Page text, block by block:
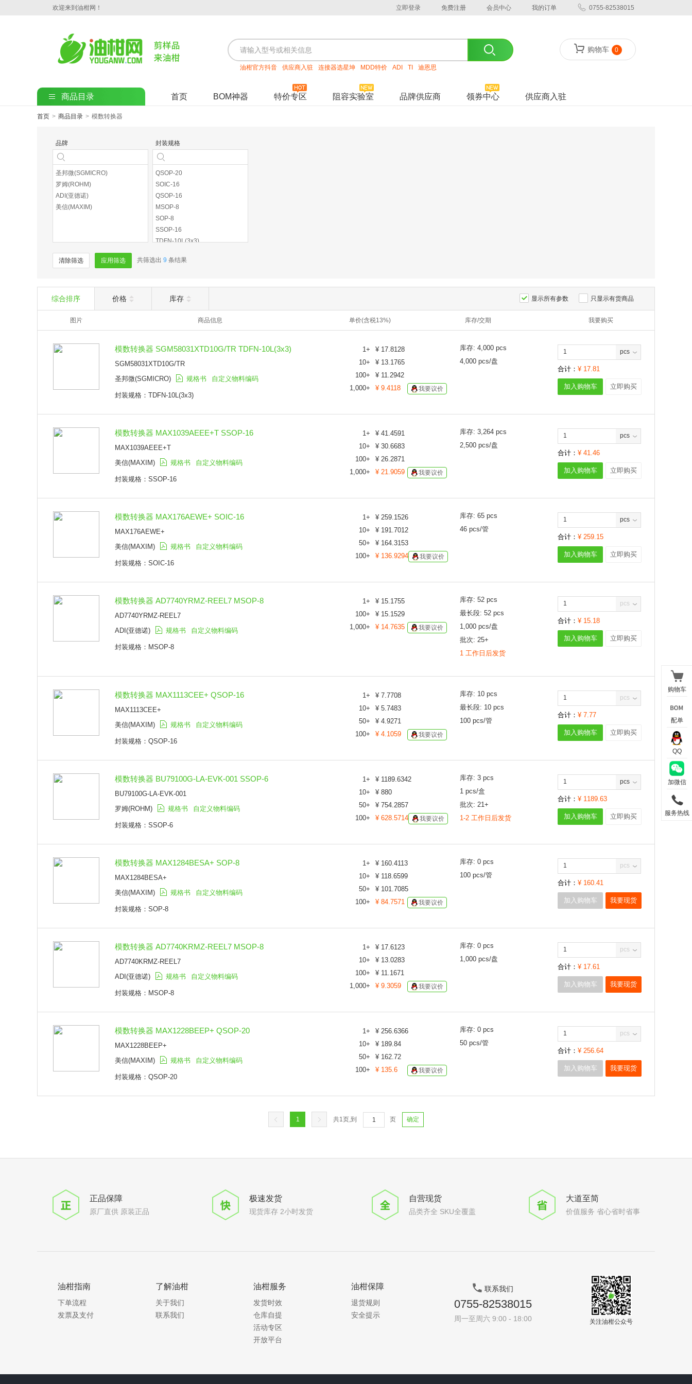
欢迎来到油柑网！ 立即登录 免费注册 会员中心 我的订单 0755-82538015
油柑官方抖音 供应商入驻 连接器选星坤 MDD特价 ADI TI 迪恩思
购物车 0
商品目录 首页 BOM神器 特价专区 阻容实验室 品牌供应商 领券中心 供应商入驻
首页 > 商品目录 > 模数转换器
品牌
圣邦微(SGMICRO)
罗姆(ROHM)
ADI(亚德诺)
美信(MAXIM)
封装规格
QSOP-20
SOIC-16
QSOP-16
MSOP-8
SOP-8
SSOP-16
TDFN-10L(3x3)
清除筛选
应用筛选 共筛选出 9 条结果
综合排序 价格 库存 显示所有参数 只显示有货商品
图片 商品信息 单价(含税13%) 库存/交期 我要购买
模数转换器 SGM58031XTD10G/TR TDFN-10L(3x3)
SGM58031XTD10G/TR
圣邦微(SGMICRO)
规格书 自定义物料编码
封装规格：TDFN-10L(3x3)
1+ ¥ 17.8128
10+ ¥ 13.1765
100+ ¥ 11.2942
1,000+ ¥ 9.4118 我要议价
库存: 4,000 pcs
4,000 pcs/盘
pcs
合计： ¥ 17.81
加入购物车 立即购买
模数转换器 MAX1039AEEE+T SSOP-16
MAX1039AEEE+T
美信(MAXIM)
规格书 自定义物料编码
封装规格：SSOP-16
1+ ¥ 41.4591
10+ ¥ 30.6683
100+ ¥ 26.2871
1,000+ ¥ 21.9059 我要议价
库存: 3,264 pcs
2,500 pcs/盘
pcs
合计： ¥ 41.46
加入购物车 立即购买
模数转换器 MAX176AEWE+ SOIC-16
MAX176AEWE+
美信(MAXIM)
规格书 自定义物料编码
封装规格：SOIC-16
1+ ¥ 259.1526
10+ ¥ 191.7012
50+ ¥ 164.3153
100+ ¥ 136.9294 我要议价
库存: 65 pcs
46 pcs/管
pcs
合计： ¥ 259.15
加入购物车 立即购买
模数转换器 AD7740YRMZ-REEL7 MSOP-8
AD7740YRMZ-REEL7
ADI(亚德诺)
规格书 自定义物料编码
封装规格：MSOP-8
1+ ¥ 15.1755
100+ ¥ 15.1529
1,000+ ¥ 14.7635 我要议价
库存: 52 pcs
最长段: 52 pcs
1,000 pcs/盘
批次: 25+
1 工作日后发货
pcs
合计： ¥ 15.18
加入购物车 立即购买
模数转换器 MAX1113CEE+ QSOP-16
MAX1113CEE+
美信(MAXIM)
规格书 自定义物料编码
封装规格：QSOP-16
1+ ¥ 7.7708
10+ ¥ 5.7483
50+ ¥ 4.9271
100+ ¥ 4.1059 我要议价
库存: 10 pcs
最长段: 10 pcs
100 pcs/管
pcs
合计： ¥ 7.77
加入购物车 立即购买
模数转换器 BU79100G-LA-EVK-001 SSOP-6
BU79100G-LA-EVK-001
罗姆(ROHM)
规格书 自定义物料编码
封装规格：SSOP-6
1+ ¥ 1189.6342
10+ ¥ 880
50+ ¥ 754.2857
100+ ¥ 628.5714 我要议价
库存: 3 pcs
1 pcs/盒
批次: 21+
1-2 工作日后发货
pcs
合计： ¥ 1189.63
加入购物车 立即购买
模数转换器 MAX1284BESA+ SOP-8
MAX1284BESA+
美信(MAXIM)
规格书 自定义物料编码
封装规格：SOP-8
1+ ¥ 160.4113
10+ ¥ 118.6599
50+ ¥ 101.7085
100+ ¥ 84.7571 我要议价
库存: 0 pcs
100 pcs/管
pcs
合计： ¥ 160.41
加入购物车 我要现货
模数转换器 AD7740KRMZ-REEL7 MSOP-8
AD7740KRMZ-REEL7
ADI(亚德诺)
规格书 自定义物料编码
封装规格：MSOP-8
1+ ¥ 17.6123
10+ ¥ 13.0283
100+ ¥ 11.1671
1,000+ ¥ 9.3059 我要议价
库存: 0 pcs
1,000 pcs/盘
pcs
合计： ¥ 17.61
加入购物车 我要现货
模数转换器 MAX1228BEEP+ QSOP-20
MAX1228BEEP+
美信(MAXIM)
规格书 自定义物料编码
封装规格：QSOP-20
1+ ¥ 256.6366
10+ ¥ 189.84
50+ ¥ 162.72
100+ ¥ 135.6 我要议价
库存: 0 pcs
50 pcs/管
pcs
合计： ¥ 256.64
加入购物车 我要现货
1 共1页,到 页 确定
正品保障
原厂直供 原装正品
极速发货
现货库存 2小时发货
自营现货
品类齐全 SKU全覆盖
大道至简
价值服务 省心省时省事
油柑指南
下单流程
发票及支付
了解油柑
关于我们
联系我们
油柑服务
发货时效
仓库自提
活动专区
开放平台
油柑保障
退货规则
安全提示
联系我们
0755-82538015
周一至周六 9:00 - 18:00 关注油柑公众号
购物车
配单
QQ
加微信
服务热线